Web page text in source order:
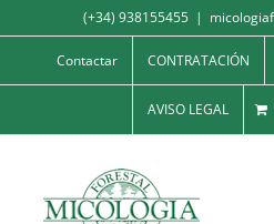
al
contenido
(+34) 938155455 |
Contactar CONTRATACIÓN
AVISO LEGAL